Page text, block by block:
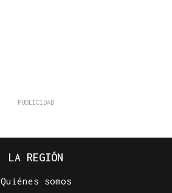
LA REGIÓN
Quiénes somos